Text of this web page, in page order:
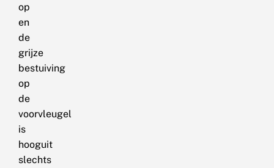
op
en
de
grijze
bestuiving
op
de
voorvleugel
is
hooguit
slechts